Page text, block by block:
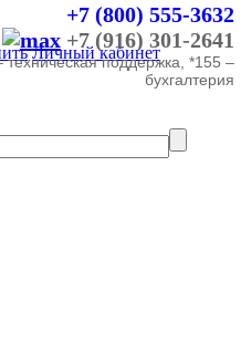
+7 (800) 555-3632
+7 (916) 301-2641
поддержка, *155 –
бухгалтерия
Личный кабинет